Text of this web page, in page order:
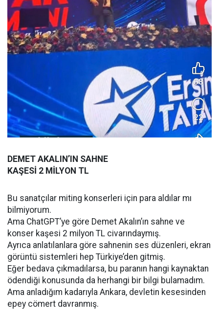
DEMET AKALIN’IN SAHNE
KAŞESİ 2 MİLYON TL
Bu sanatçılar miting konserleri için para aldılar mı
bilmiyorum.
Ama ChatGPT’ye göre Demet Akalın’ın sahne ve
konser kaşesi 2 milyon TL civarındaymış.
Ayrıca anlatılanlara göre sahnenin ses düzenleri, ekran
görüntü sistemleri hep Türkiye’den gitmiş.
Eğer bedava çıkmadılarsa, bu paranın hangi kaynaktan
ödendiği konusunda da herhangi bir bilgi bulamadım.
Ama anladığım kadarıyla Ankara, devletin kesesinden
epey cömert davranmış.